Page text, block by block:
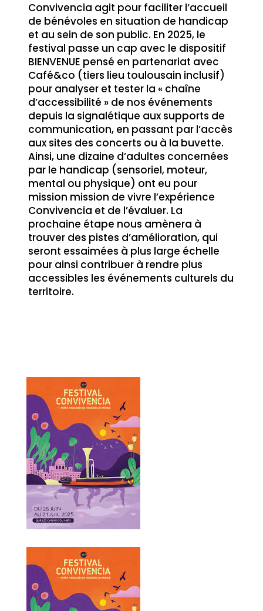
Convivencia agit pour faciliter l’accueil
de bénévoles en situation de handicap
et au sein de son public. En 2025, le
festival passe un cap avec le dispositif
BIENVENUE pensé en partenariat avec
Café&co (tiers lieu toulousain inclusif)
pour analyser et tester la « chaîne
d’accessibilité » de nos événements
depuis la signalétique aux supports de
communication, en passant par l’accès
aux sites des concerts ou à la buvette.
Ainsi, une dizaine d’adultes concernées
par le handicap (sensoriel, moteur,
mental ou physique) ont eu pour
mission mission de vivre l’expérience
Convivencia et de l’évaluer. La
prochaine étape nous amènera à
trouver des pistes d’amélioration, qui
seront essaimées à plus large échelle
pour ainsi contribuer à rendre plus
accessibles les événements culturels du
territoire.